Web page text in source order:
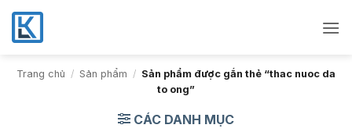
Bỏ
qua
nội
dungTrang chủ / Sản phẩm / Sản phẩm được gắn thẻ “thac nuoc da
to ong”
CÁC DANH MỤC